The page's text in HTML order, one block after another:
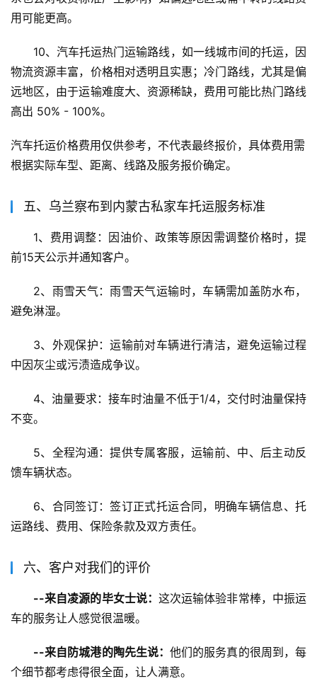
用可能更高。
10、汽车托运热门运输路线，如一线城市间的托运，因
物流资源丰富，价格相对透明且实惠；冷门路线，尤其是偏
远地区，由于运输难度大、资源稀缺，费用可能比热门路线
高出 50% - 100%。
汽车托运价格费用仅供参考，不代表最终报价，具体费用需
根据实际车型、距离、线路及服务报价确定。
五、乌兰察布到内蒙古私家车托运服务标准
1、费用调整：因油价、政策等原因需调整价格时，提
前15天公示并通知客户。
2、雨雪天气：雨雪天气运输时，车辆需加盖防水布，
避免淋湿。
3、外观保护：运输前对车辆进行清洁，避免运输过程
中因灰尘或污渍造成争议。
4、油量要求：接车时油量不低于1/4，交付时油量保持
不变。
5、全程沟通：提供专属客服，运输前、中、后主动反
馈车辆状态。
6、合同签订：签订正式托运合同，明确车辆信息、托
运路线、费用、保险条款及双方责任。
六、客户对我们的评价
--来自凌源的毕女士说： 这次运输体验非常棒，中振运
车的服务让人感觉很温暖。
--来自防城港的陶先生说：他们的服务真的很周到，每
个细节都考虑得很全面，让人满意。